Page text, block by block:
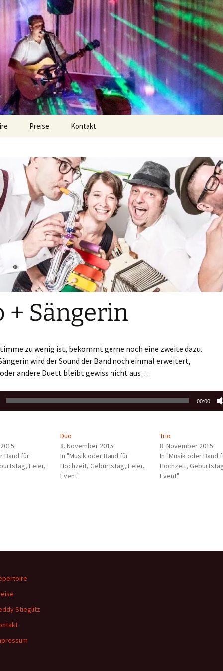
Music
DJ? Dezent im Hintergrund oder ordentliche
Preise Kontakt
+ Sängerin
zu wenig ist, bekommt gerne noch eine zweite dazu.
wird der Sound der Band noch einmal erweitert,
oder andere Duett bleibt gewiss nicht aus…
00:00
Band für
Feier,
Duo
8. November 2015
In "Musik oder Band für
Hochzeit, Geburtstag, Feier,
Event"
Trio
8. November 2015
In "Musik oder Band
Hochzeit,
Event"
Stieglitz